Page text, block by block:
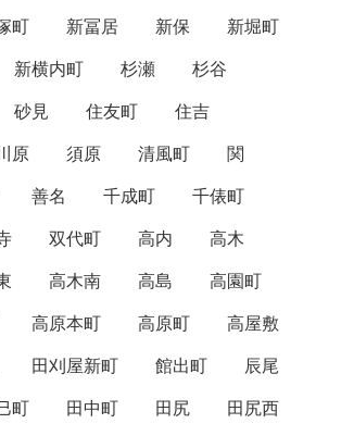
町 新冨居 新保
新堀町
新横内町 杉瀬
杉谷
砂見 住友町
住吉
原 須原 清風町
関
善名 千成町
千俵町
双代町 高内
高木
高木南 高島
高園町
高原本町 高原町
高屋敷
田刈屋新町 館出町
辰尾
町 田中町 田尻
田尻西